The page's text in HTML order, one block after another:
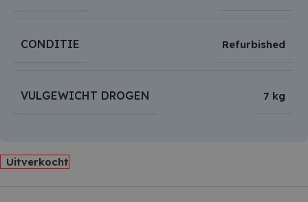
CONDITIE Refurbished
VULGEWICHT DROGEN 7 kg
Uitverkocht